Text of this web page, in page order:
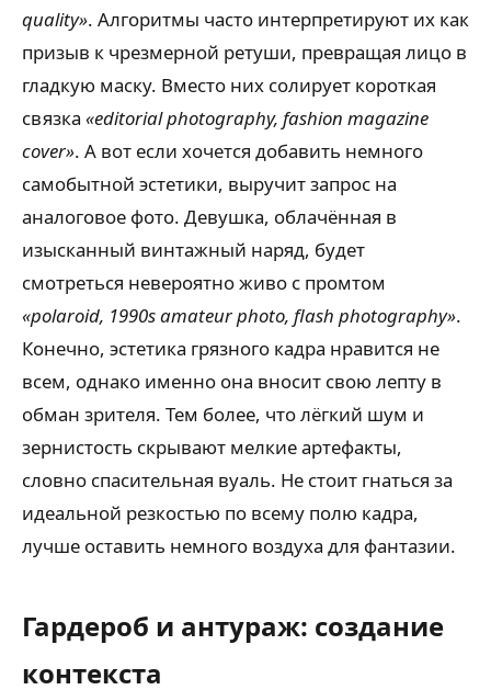
quality». Алгоритмы часто интерпретируют их как
призыв к чрезмерной ретуши, превращая лицо в
гладкую маску. Вместо них солирует короткая
связка «editorial photography, fashion magazine
cover». А вот если хочется добавить немного
самобытной эстетики, выручит запрос на
аналоговое фото. Девушка, облачённая в
изысканный винтажный наряд, будет
смотреться невероятно живо с промтом
«polaroid, 1990s amateur photo, flash photography».
Конечно, эстетика грязного кадра нравится не
всем, однако именно она вносит свою лепту в
обман зрителя. Тем более, что лёгкий шум и
зернистость скрывают мелкие артефакты,
словно спасительная вуаль. Не стоит гнаться за
идеальной резкостью по всему полю кадра,
лучше оставить немного воздуха для фантазии.
Гардероб и антураж: создание
контекста